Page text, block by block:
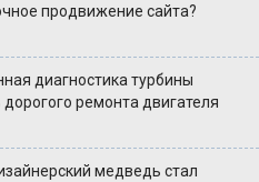
продвижение сайта?
диагностика турбины
ремонта двигателя
медведь стал